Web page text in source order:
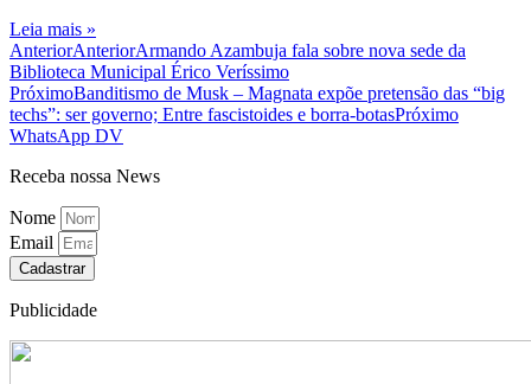
Leia mais »
AnteriorAnteriorArmando Azambuja fala sobre nova sede da
Biblioteca Municipal Érico Veríssimo
PróximoBanditismo de Musk – Magnata expõe pretensão das “big
techs”: ser governo; Entre fascistoides e borra-botasPróximo
WhatsApp DV
Receba nossa News
Nome
Email
Cadastrar
Publicidade